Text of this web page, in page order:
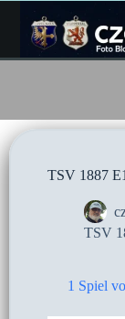
Inhalt
springen
TSV 1887
TSV
1 Spiel